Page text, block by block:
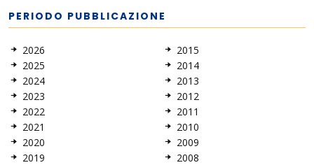
PERIODO PUBBLICAZIONE
2026
2025
2024
2023
2022
2021
2020
2019
2015
2014
2013
2012
2011
2010
2009
2008